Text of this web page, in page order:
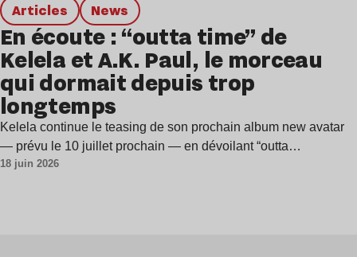
Articles news
En écoute : “outta time” de
Kelela et A.K. Paul, le morceau
qui dormait depuis trop
longtemps
Kelela continue le teasing de son prochain album new avatar
— prévu le 10 juillet prochain — en dévoilant “outta…
18 juin 2026